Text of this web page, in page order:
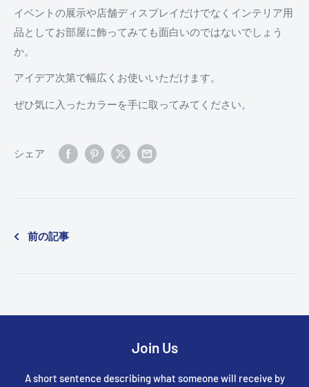
イベントの展示や店舗ディスプレイだけでなくインテリア用
品としてお部屋に飾ってみても面白いのではないでしょう
か。
アイデア次第で幅広くお使いいただけます。
ぜひ気に入ったカラーを手に取ってみてください。
シェア
前の記事
Join Us
A short sentence describing what someone will receive by